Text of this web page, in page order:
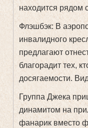
находится рядом
Флэшбэк: В
инвалидного
предлагают
благорадит тех,
досягаемости.
Группа Джека
динамитом на
фанарик вместо